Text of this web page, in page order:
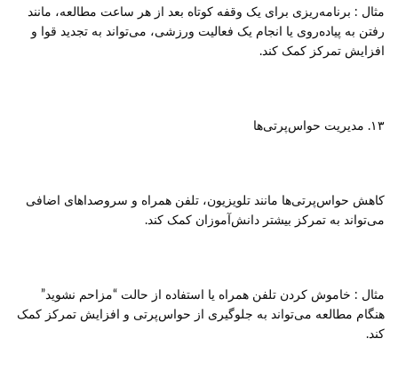
مثال : برنامه‌ریزی برای یک وقفه کوتاه بعد از هر ساعت مطالعه، مانند
رفتن به پیاده‌روی یا انجام یک فعالیت ورزشی، می‌تواند به تجدید قوا و
افزایش تمرکز کمک کند.
۱۳. مدیریت حواس‌پرتی‌ها
کاهش حواس‌پرتی‌ها مانند تلویزیون، تلفن همراه و سروصداهای اضافی
می‌تواند به تمرکز بیشتر دانش‌آموزان کمک کند.
مثال : خاموش کردن تلفن همراه یا استفاده از حالت “مزاحم نشوید”
هنگام مطالعه می‌تواند به جلوگیری از حواس‌پرتی و افزایش تمرکز کمک
کند.